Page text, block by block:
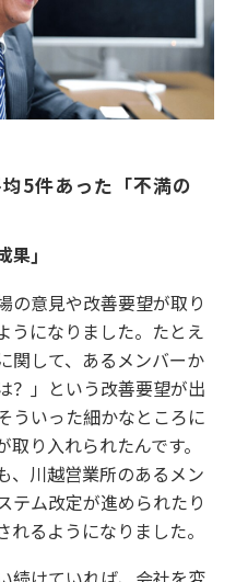
5件あった「不満の
」
の意見や改善要望が取り
うになりました。たとえ
関して、あるメンバーか
？」という改善要望が出
ういった細かなところに
り入れられたんです。
、川越営業所のあるメン
テム改定が進められたり
るようになりました。